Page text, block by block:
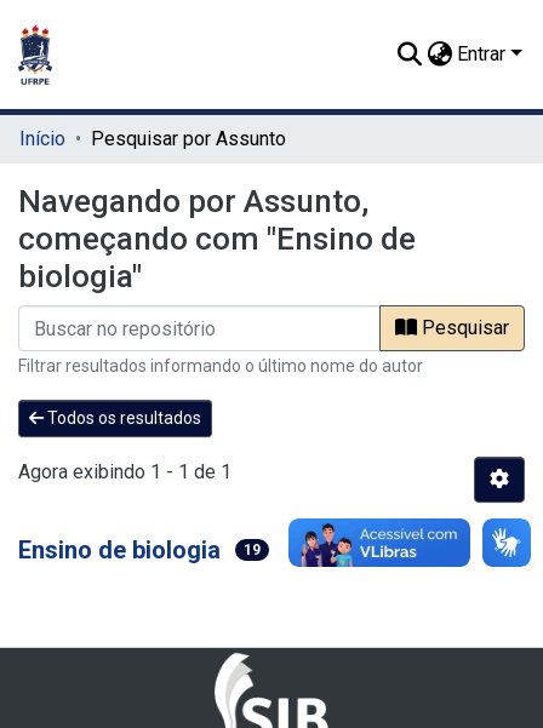
Entrar
Início Pesquisar por Assunto
Navegando por Assunto,
começando com "Ensino de
biologia"
Pesquisar
Filtrar resultados informando o último nome do autor
Todos os resultados
Agora exibindo 1 - 1 de 1
Ensino de biologia 19